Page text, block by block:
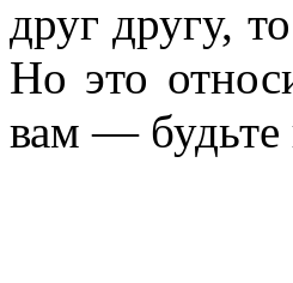
друг другу,
Но это
вам — будьте